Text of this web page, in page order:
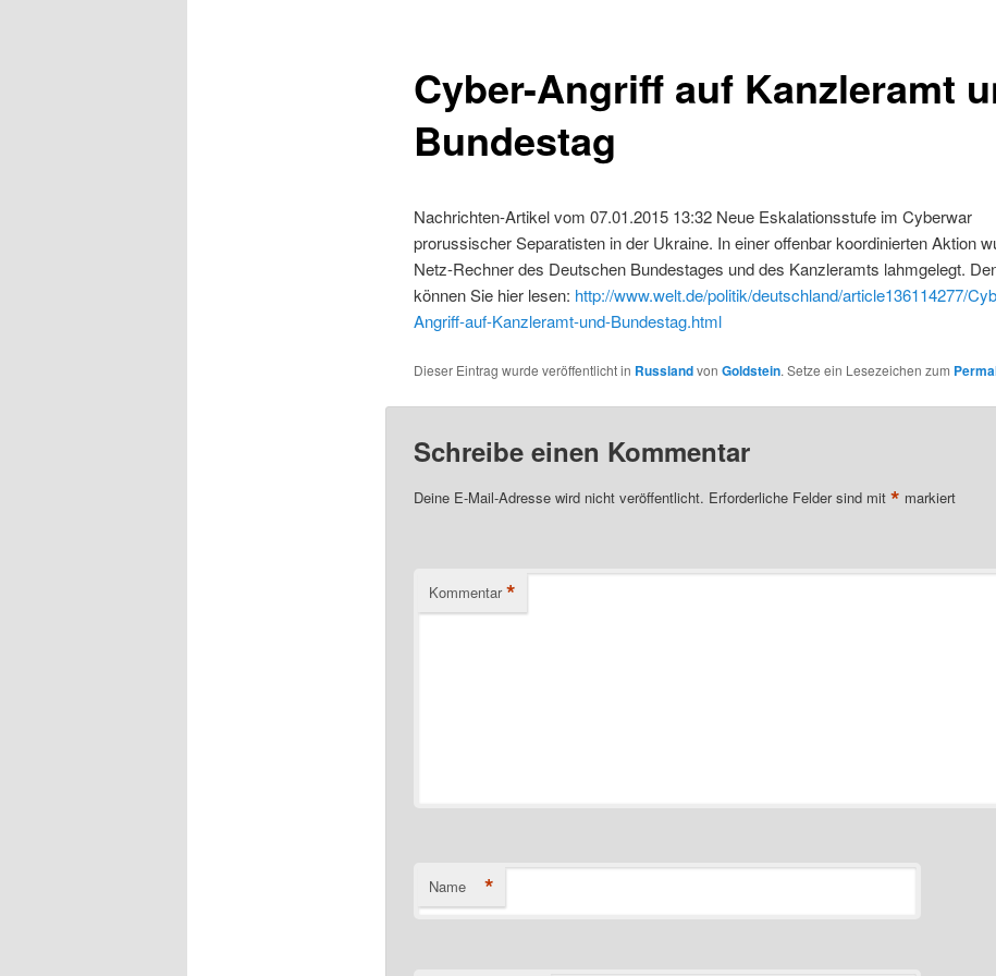
Cyber-Angriff auf Kanzleramt
Bundestag
Nachrichten-Artikel vom 07.01.2015 13:32 Neue Eskalationsstufe im Cyberwar
prorussischer Separatisten in der Ukraine. In einer offenbar koordinierten Aktion
Netz-Rechner des Deutschen Bundestages und des Kanzleramts lahmgelegt.
können Sie hier lesen: http://www.welt.de/politik/deutschland/article136114277/
Angriff-auf-Kanzleramt-und-Bundestag.html
Dieser Eintrag wurde veröffentlicht in Russlandvon Goldstein. Setze ein Lesezeichen zum
Schreibe einen Kommentar
Deine E-Mail-Adresse wird nicht veröffentlicht. Erforderliche Felder sind mit * markiert
Kommentar *
Name *